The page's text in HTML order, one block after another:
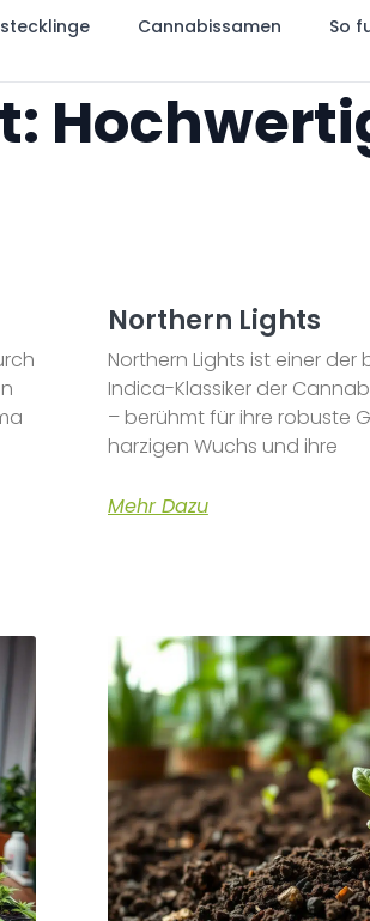
Cannabissamen So
Northern Lights
Northern Lights ist einer der
Indica-Klassiker der
– berühmt für ihre robuste
harzigen Wuchs und ihre
Mehr Dazu